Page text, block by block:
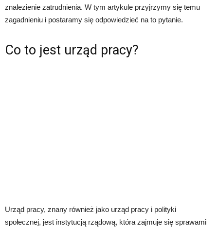
znalezienie zatrudnienia. W tym artykule przyjrzymy się temu
zagadnieniu i postaramy się odpowiedzieć na to pytanie.
Co to jest urząd pracy?
Urząd pracy, znany również jako urząd pracy i polityki
społecznej, jest instytucją rządową, która zajmuje się sprawami